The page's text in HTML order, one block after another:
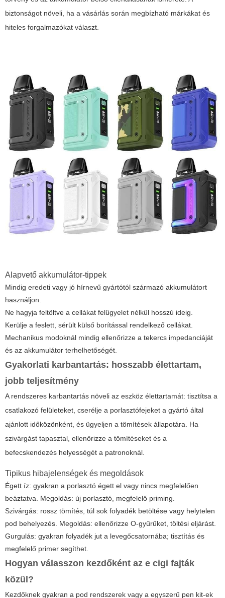
biztonságot növeli, ha a vásárlás során megbízható márkákat és
hiteles forgalmazókat választ.
Alapvető akkumulátor-tippek
Mindig eredeti vagy jó hírnevű gyártótól származó akkumulátort
használjon.
Ne hagyja feltöltve a cellákat felügyelet nélkül hosszú ideig.
Kerülje a feslett, sérült külső borítással rendelkező cellákat.
Mechanikus modoknál mindig ellenőrizze a tekercs impedanciáját
és az akkumulátor terhelhetőségét.
Gyakorlati karbantartás: hosszabb élettartam,
jobb teljesítmény
A rendszeres karbantartás növeli az eszköz élettartamát: tisztítsa a
csatlakozó felületeket, cserélje a porlasztófejeket a gyártó által
ajánlott időközönként, és ügyeljen a tömítések állapotára. Ha
szivárgást tapasztal, ellenőrizze a tömítéseket és a
befecskendezés helyességét a patronoknál.
Tipikus hibajelenségek és megoldások
Égett íz: gyakran a porlasztó égett el vagy nincs megfelelően
beáztatva. Megoldás: új porlasztó, megfelelő priming.
Szivárgás: rossz tömítés, túl sok folyadék betöltése vagy helytelen
pod behelyezés. Megoldás: ellenőrizze O-gyűrűket, töltési eljárást.
Gurgulás: gyakran folyadék jut a levegőcsatornába; tisztítás és
megfelelő primer segíthet.
Hogyan válasszon kezdőként az e cigi fajták
közül?
Kezdőknek gyakran a pod rendszerek vagy a egyszerű pen kit-ek